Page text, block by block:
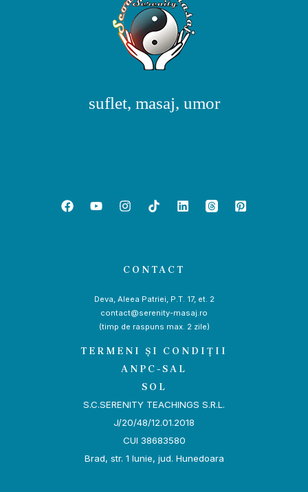
suflet, masaj, umor
CONTACT
Deva, Aleea Patriei, P.T. 17, et. 2
contact@serenity-masaj.ro
(timp de raspuns max. 2 zile)
TERMENI ȘI CONDIȚII
ANPC-SAL
SOL
S.C.SERENITY TEACHINGS S.R.L.
J/20/48/12.01.2018
CUI 38683580
Brad, str. 1 Iunie, jud. Hunedoara